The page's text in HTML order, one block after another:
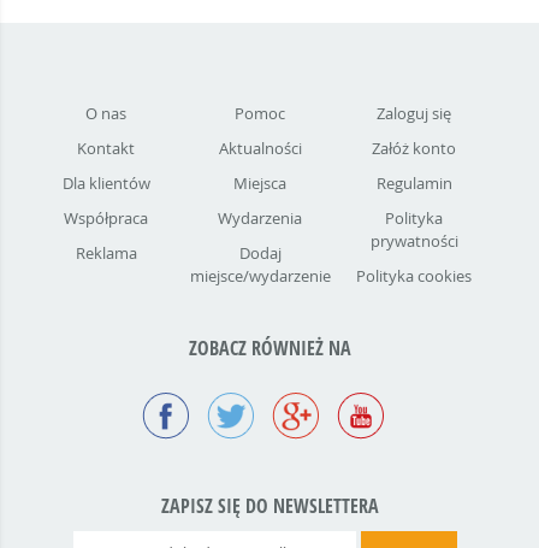
O nas
Kontakt
Dla klientów
Współpraca
Reklama
Pomoc
Aktualności
Miejsca
Wydarzenia
Dodaj
miejsce/wydarzenie
Zaloguj się
Załóż konto
Regulamin
Polityka
prywatności
Polityka cookies
ZOBACZ RÓWNIEŻ NA
ZAPISZ SIĘ DO NEWSLETTERA